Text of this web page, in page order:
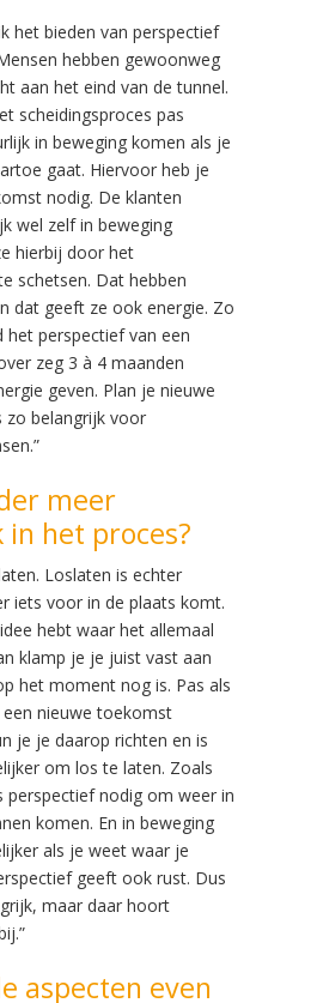
het bieden van perspectief
hebben gewoonweg
aan het eind van de tunnel.
scheidingsproces pas
in beweging komen als je
gaat. Hiervoor heb je
nodig. De klanten
wel zelf in beweging
hierbij door het
schetsen. Dat hebben
dat geeft ze ook energie. Zo
het perspectief van een
zeg 3 à 4 maanden
geven. Plan je nieuwe
belangrijk voor
meer
het proces?
Loslaten is echter
iets voor in de plaats komt.
hebt waar het allemaal
klamp je je juist vast aan
het moment nog is. Pas als
nieuwe toekomst
je je daarop richten en is
om los te laten. Zoals
perspectief nodig om weer in
komen. En in beweging
als je weet waar je
geeft ook rust. Dus
maar daar hoort
aspecten even